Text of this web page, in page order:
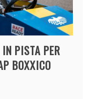
PISTA PER
BOXXICO